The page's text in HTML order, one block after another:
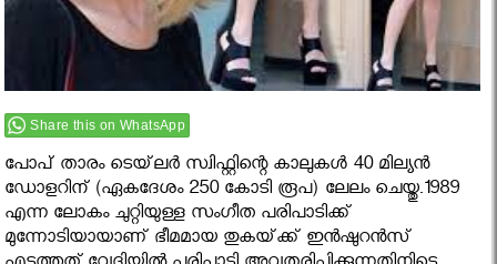
Share this on WhatsApp
പോപ് താരം ടെയ്‌ലര്‍ സ്വിഫ്റ്റിന്റെ കാലുകള്‍ 40 മില്യന്‍
ഡോളറിന് (ഏകദേശം 250 കോടി രൂപ) ലേലം ചെയ്തു.1989
എന്ന ലോകം ചുറ്റിയുള്ള സംഗീത പരിപാടിക്ക്‌
മുന്നോടിയായാണ്‌ ഭീമമായ തുകയ്‌ക്ക് ഇന്‍ഷുറന്‍സ്‌